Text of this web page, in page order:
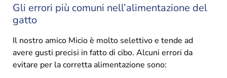
Gli errori più comuni nell’alimentazione del
gatto
Il nostro amico Micio è molto selettivo e tende ad
avere gusti precisi in fatto di cibo. Alcuni errori da
evitare per la corretta alimentazione sono: